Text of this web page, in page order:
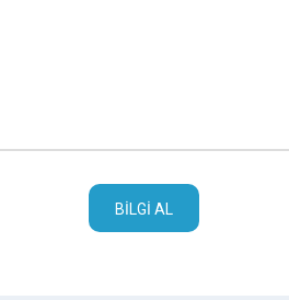
BILGI AL